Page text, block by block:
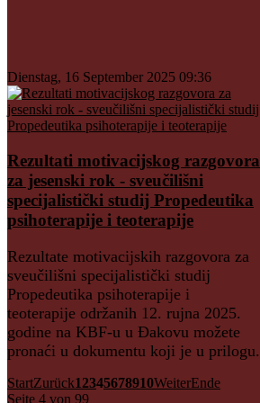
Dienstag, 16 September 2025 09:36
Rezultati motivacijskog razgovora
za jesenski rok - sveučilišni
specijalistički studij Propedeutika
psihoterapije i teoterapije
Rezultate motivacijskih razgovora za
sveučilišni specijalistički studij
Propedeutika psihoterapije i
teoterapije održanih 12. rujna 2025.
godine na KBF-u u Đakovu možete
pronaći u dokumentu koji je u prilogu.
StartZurück12345678910WeiterEnde
Seite 4 von 99